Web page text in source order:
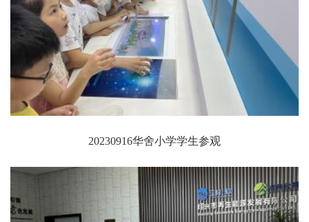
20230916华舍小学学生参观